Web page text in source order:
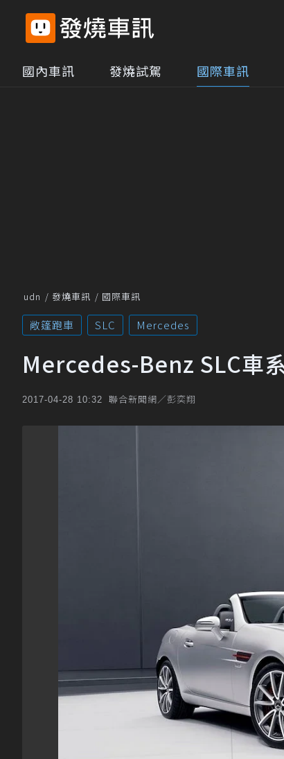
國內車訊 發燒試駕 國際車訊
udn 發燒車訊 國際車訊
敞篷跑車 SLC Mercedes
Mercedes-Benz SLC車
2017-04-28 10:32 聯合新聞網／彭奕翔